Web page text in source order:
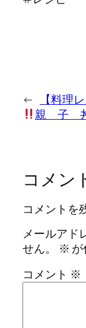
←
【料理
親 子
コメン
コメントを
メールアド
せん。
※
コメント ※